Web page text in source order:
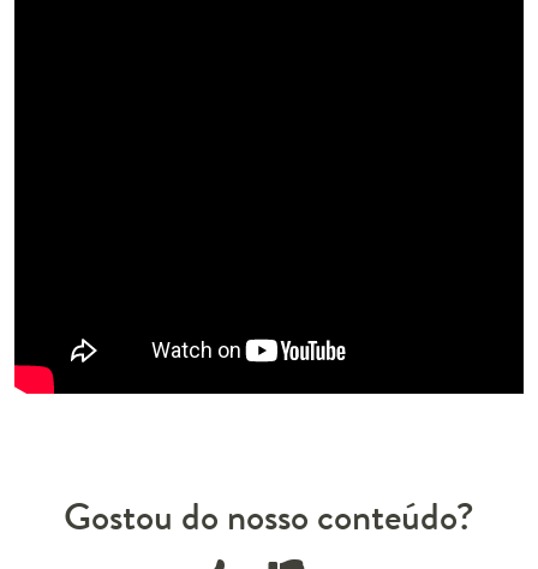
Gostou do nosso conteúdo?